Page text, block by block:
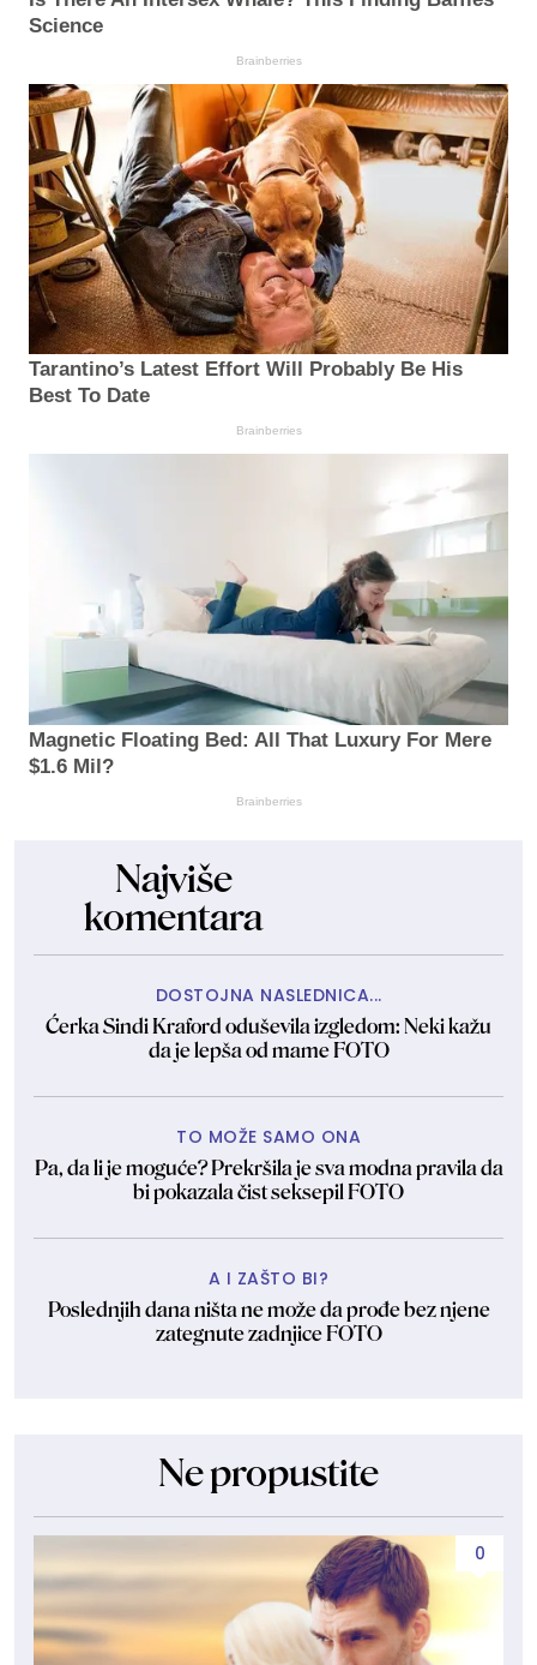
Science
Brainberries
Tarantino’s Latest Effort Will Probably Be His
Best To Date
Brainberries
Magnetic Floating Bed: All That Luxury For Mere
$1.6 Mil?
Brainberries
Najviše
komentara
DOSTOJNA NASLEDNICA...
Ćerka Sindi Kraford oduševila izgledom: Neki kažu
da je lepša od mame FOTO
TO MOŽE SAMO ONA
Pa, da li je moguće? Prekršila je sva modna pravila da
bi pokazala čist seksepil FOTO
A I ZAŠTO BI?
Poslednjih dana ništa ne može da prođe bez njene
zategnute zadnjice FOTO
Ne propustite
0